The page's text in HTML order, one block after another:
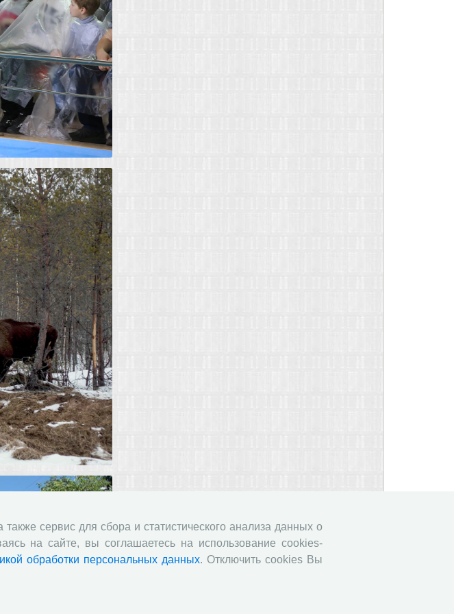
также сервис для сбора и статистического анализа данных о
на сайте, вы соглашаетесь на использование cookies-
обработки персональных данных. Отключить cookies Вы